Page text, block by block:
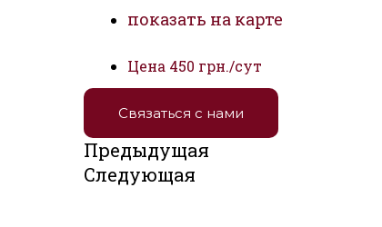
показать на карте
Цена 450 грн./сут
Связаться с нами
Предыдущая
Следующая